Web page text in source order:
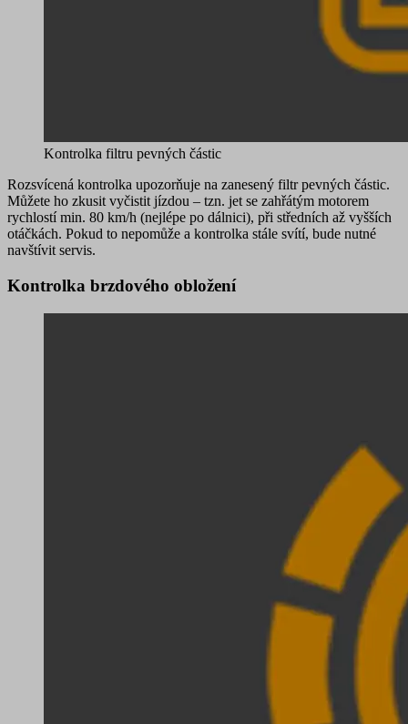
Kontrolka filtru pevných částic
Rozsvícená kontrolka upozorňuje na zanesený filtr pevných částic.
Můžete ho zkusit vyčistit jízdou – tzn. jet se zahřátým motorem
rychlostí min. 80 km/h (nejlépe po dálnici), při středních až vyšších
otáčkách. Pokud to nepomůže a kontrolka stále svítí, bude nutné
navštívit servis.
Kontrolka brzdového obložení